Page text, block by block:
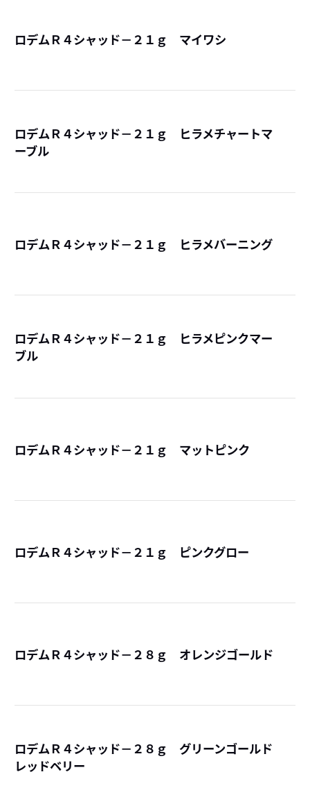
ロデムＲ４シャッド－２１ｇ マイワシ
ロデムＲ４シャッド－２１ｇ ヒラメチャートマ
ーブル
ロデムＲ４シャッド－２１ｇ ヒラメバーニング
ロデムＲ４シャッド－２１ｇ ヒラメピンクマー
ブル
ロデムＲ４シャッド－２１ｇ マットピンク
ロデムＲ４シャッド－２１ｇ ピンクグロー
ロデムＲ４シャッド－２８ｇ オレンジゴールド
ロデムＲ４シャッド－２８ｇ グリーンゴールド
レッドベリー